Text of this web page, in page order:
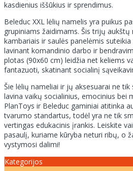
kasdienius iššūkius ir sprendimus.
Beleduc XXL lėlių namelis yra puikus
grupiniams žaidimams. Šis trijų aukštų
kambariais ir saulės panelėmis
lavinant komandinio darbo ir
plotas (90x60 cm) leidžia net keliems
fantazuoti, skatinant socialinį
Šie lėlių nameliai ir jų aksesuarai ne
lavina vaikų socialinius, emocinius bei
PlanToys ir Beleduc gaminiai atitinka
tvarumo standartus, todėl yra ne tik
vertingas edukacinis įrankis. Leiskite
pasaulį, kuriame kūryba neturi ribų, o
vystymosi dalimi!
Kategorijos